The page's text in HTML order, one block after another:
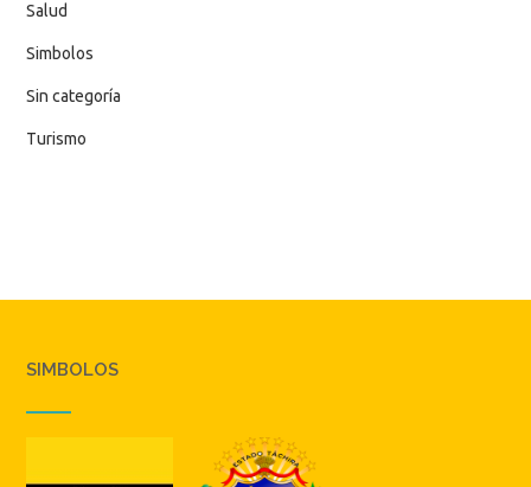
Salud
Simbolos
Sin categoría
Turismo
SIMBOLOS